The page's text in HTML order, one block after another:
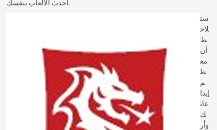
ست
لاح
ظ
أن
مع
ظ
م
إيدا
عات
ك
وأر